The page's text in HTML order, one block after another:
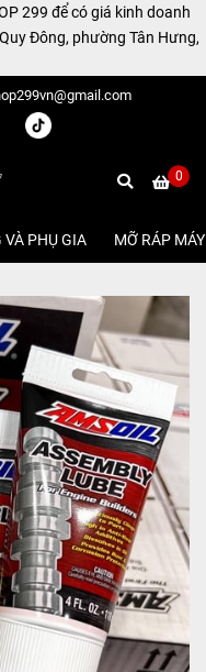
0
VÀ PHỤ GIA MỠ RÁP
299 để có giá kinh doanh
Đông, phường Tân Hưng,